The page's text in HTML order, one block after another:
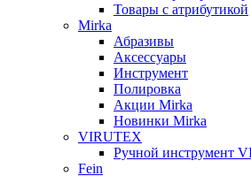
Товары с атрибутикой
Mirka
Абразивы
Аксессуары
Инструмент
Полировка
Акции Mirka
Новинки Mirka
VIRUTEX
Ручной инструмент
Fein